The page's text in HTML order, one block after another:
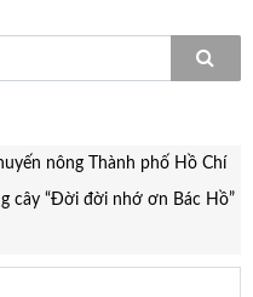
nông Thành phố Hồ Chí
cây “Đời đời nhớ ơn Bác Hồ”